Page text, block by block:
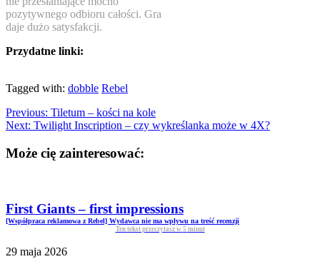
pozytywnego odbioru całości. Gra
daje dużo satysfakcji.
Przydatne linki:
Tagged with: dobble Rebel
Previous: Tiletum – kości na kole
Next: Twilight Inscription – czy wykreślanka może w 4X?
Może cię zainteresować:
First Giants – first impressions
[Współpraca reklamowa z Rebel] Wydawca nie ma wpływu na treść recenzji
Ten tekst przeczytasz w 5 minut
29 maja 2026